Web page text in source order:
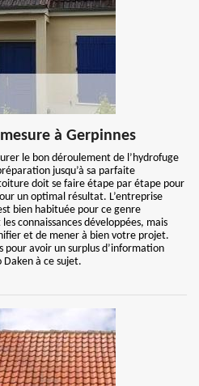
à Gerpinnes
le bon déroulement de l’hydrofuge
jusqu’à sa parfaite
doit se faire étape par étape pour
un optimal résultat. L’entreprise
bien habituée pour ce genre
connaissances développées, mais
et de mener à bien votre projet.
avoir un surplus d’information
à ce sujet.